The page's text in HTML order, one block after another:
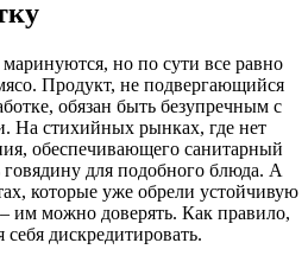
но по сути все равно
Продукт, не подвергающийся
обязан быть безупречным с
На стихийных рынках, где нет
обеспечивающего санитарный
говядину для подобного блюда. А
которые уже обрели устойчивую
им можно доверять. Как правило,
дискредитировать.